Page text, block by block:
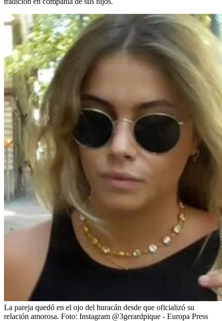
La pareja quedó en el ojo del huracán desde que oficializó su
relación amorosa. Foto: Instagram @3gerardpique - Europa Press